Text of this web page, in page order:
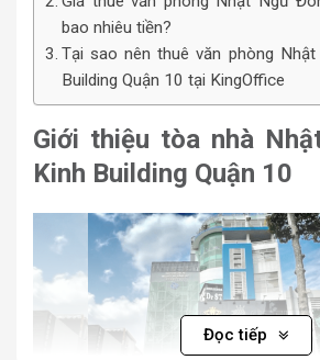
bao nhiêu tiền?
Tại sao nên thuê văn phòng
Building Quận 10 tại KingOffice
Giới thiệu tòa nhà
Kinh Building Quận 10
Đọc tiếp